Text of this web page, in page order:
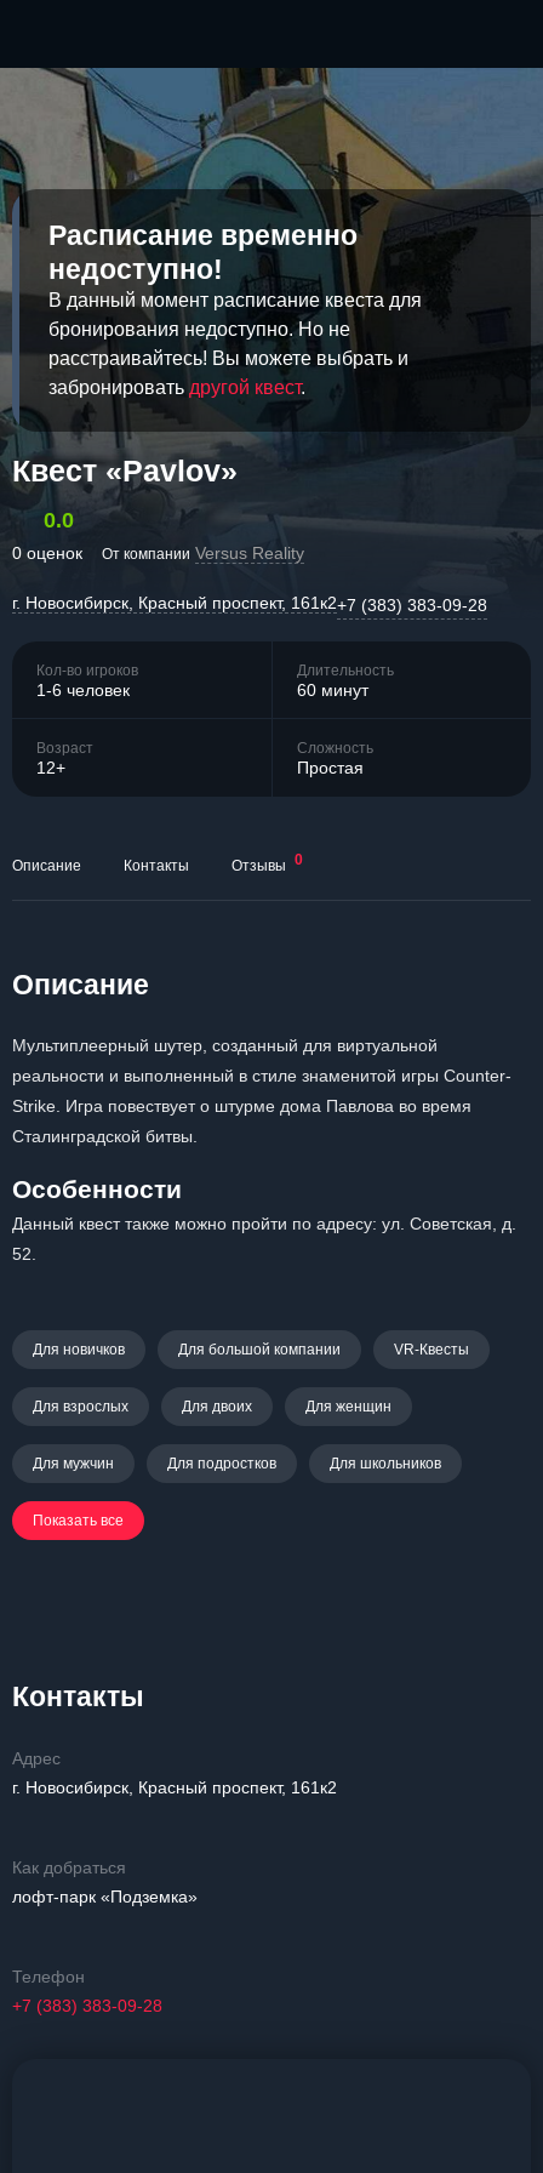
Расписание временно
недоступно!
В данный момент расписание квеста для
бронирования недоступно. Но не
расстраивайтесь! Вы можете выбрать и
забронировать другой квест.
Квест «Pavlov»
0.0
0 оценок От компании Versus Reality
г. Новосибирск, Красный проспект, 161к2+7 (383) 383-09-28
Кол-во игроков
1-6 человек
Длительность
60 минут
Возраст
12+
Сложность
Простая
Описание Контакты Отзывы 0
Описание
Мультиплеерный шутер, созданный для виртуальной
реальности и выполненный в стиле знаменитой игры Counter-
Strike. Игра повествует о штурме дома Павлова во время
Сталинградской битвы.
Особенности
Данный квест также можно пройти по адресу: ул. Советская, д.
52.
Для новичков Для большой компании VR-Квесты
Для взрослых Для двоих Для женщин
Для мужчин Для подростков Для школьников
Показать все
Контакты
Адрес
г. Новосибирск, Красный проспект, 161к2
Как добраться
лофт-парк «Подземка»
Телефон
+7 (383) 383-09-28